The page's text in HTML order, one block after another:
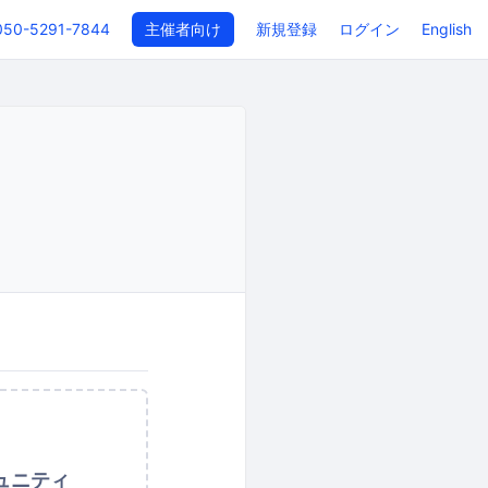
5291-7844 主催者向け 新規登録 ログイン English
ニティ